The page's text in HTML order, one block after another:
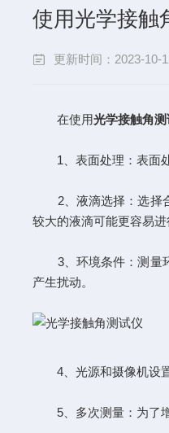
使用光学接触
更新时间：2023-10-
在使用光学接触角测
1、表面处理：表面处
2、液滴选择：选择合
较大的液滴可能更容易进
3、环境条件：测量环
产生扰动。
4、光源和摄像机设置
5、多次测量：为了增